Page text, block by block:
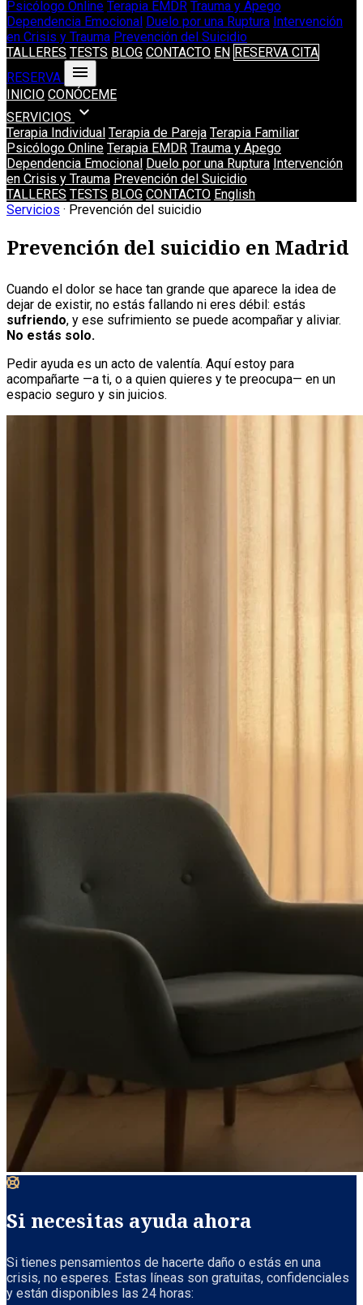
Psicólogo Online Terapia EMDR Trauma y Apego
Dependencia Emocional Duelo por una Ruptura Intervención
en Crisis y Trauma Prevención del Suicidio
TALLERES TESTS BLOG CONTACTO EN RESERVA CITA
RESERVA
menu
INICIO CONÓCEME
SERVICIOS expand_more
Terapia Individual Terapia de Pareja Terapia Familiar
Psicólogo Online Terapia EMDR Trauma y Apego
Dependencia Emocional Duelo por una Ruptura Intervención
en Crisis y Trauma Prevención del Suicidio
TALLERES TESTS BLOG CONTACTO English
Servicios · Prevención del suicidio
Prevención del suicidio en Madrid
Cuando el dolor se hace tan grande que aparece la idea de
dejar de existir, no estás fallando ni eres débil: estás
sufriendo, y ese sufrimiento se puede acompañar y aliviar.
No estás solo.
Pedir ayuda es un acto de valentía. Aquí estoy para
acompañarte —a ti, o a quien quieres y te preocupa— en un
espacio seguro y sin juicios.
Si necesitas ayuda ahora
Si tienes pensamientos de hacerte daño o estás en una
crisis, no esperes. Estas líneas son gratuitas, confidenciales
y están disponibles las 24 horas: